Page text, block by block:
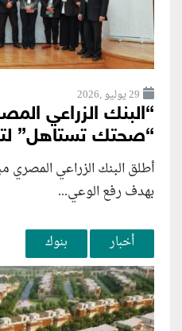
29 يوليو ,2026
“البنك الزراعي
“صحتك تستاهل”
أطلق البنك الزراعي
بهدف رفع الوعي...
أخبار بنوك